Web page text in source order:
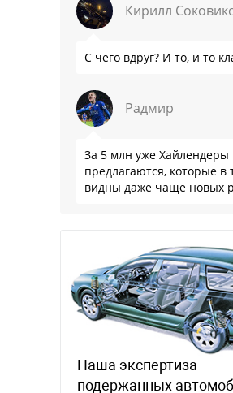
Кирилл
С чего вдруг? И то, и то
Радмир
За 5 млн уже Хайлендеры
предлагаются, которые в
видны даже чаще новых
Наша экспертиза
подержанных